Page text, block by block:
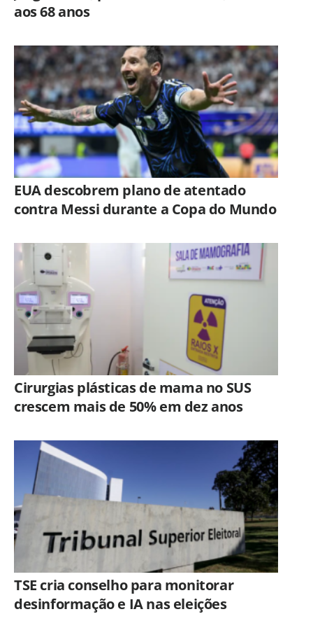
aos 68 anos
EUA descobrem plano de atentado
contra Messi durante a Copa do Mundo
Cirurgias plásticas de mama no SUS
crescem mais de 50% em dez anos
TSE cria conselho para monitorar
desinformação e IA nas eleições